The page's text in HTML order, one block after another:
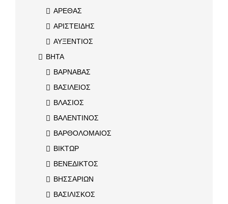
ΑΡΕΘΑΣ
ΑΡΙΣΤΕΙΔΗΣ
ΑΥΞΕΝΤΙΟΣ
ΒΗΤΑ
ΒΑΡΝΑΒΑΣ
ΒΑΣΙΛΕΙΟΣ
ΒΛΑΣΙΟΣ
ΒΑΛΕΝΤΙΝΟΣ
ΒΑΡΘΟΛΟΜΑΙΟΣ
ΒΙΚΤΩΡ
ΒΕΝΕΔΙΚΤΟΣ
ΒΗΣΣΑΡΙΩΝ
ΒΑΣΙΛΙΣΚΟΣ